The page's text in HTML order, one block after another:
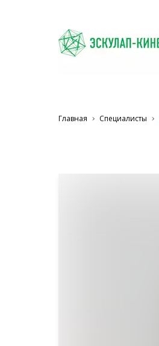
Главная Специалисты